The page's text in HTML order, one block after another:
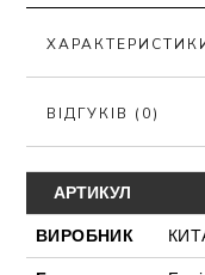
ВІДГУКІВ (0)
АРТИКУЛ
ВИРОБНИК